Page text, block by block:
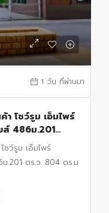
1 วัน ที่ผ่านมา
า โชว์รูม เอ็มไพร์
ส์ 486ม.201
ชว์รูม เอ็มไพร์
.201 ตร.ว. 804 ตร.ม